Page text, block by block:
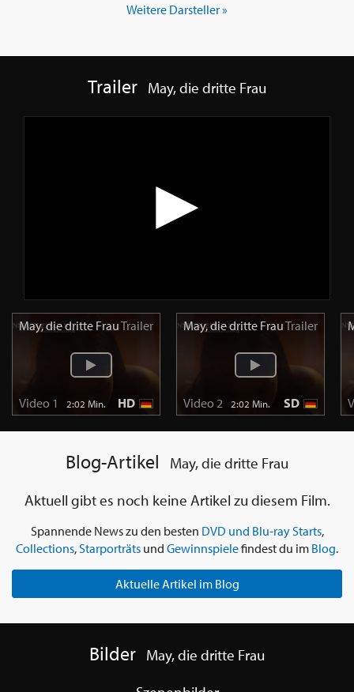
Weitere Darsteller »
Trailer May, die dritte Frau
May, die dritte FrauTrailer
Video 1 2:02 Min. HD
May, die dritte FrauTrailer
Video 2 2:02 Min. SD
Blog-Artikel
May, die dritte Frau
Aktuell gibt es noch keine Artikel zu diesem Film.
Spannende News zu den besten DVD und Blu-ray Starts,
Collections, Starporträts und Gewinnspielefindest du im Blog.
Aktuelle Artikel im Blog
Bilder May, die dritte Frau